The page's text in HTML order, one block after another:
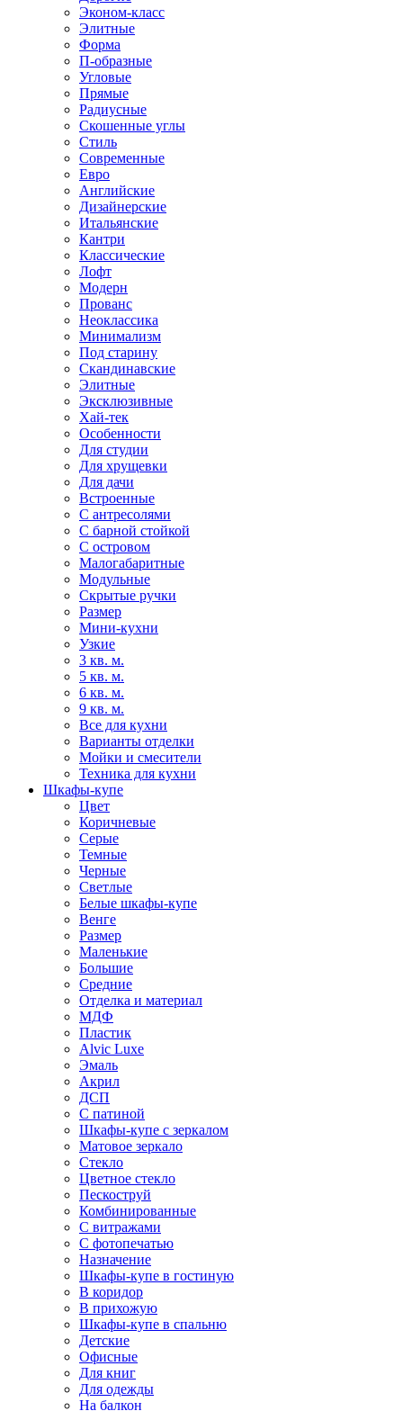
Эконом-класс
Элитные
Форма
П-образные
Угловые
Прямые
Радиусные
Скошенные углы
Стиль
Современные
Евро
Английские
Дизайнерские
Итальянские
Кантри
Классические
Лофт
Модерн
Прованс
Неоклассика
Минимализм
Под старину
Скандинавские
Элитные
Эксклюзивные
Хай-тек
Особенности
Для студии
Для хрущевки
Для дачи
Встроенные
С антресолями
С барной стойкой
С островом
Малогабаритные
Модульные
Скрытые ручки
Размер
Мини-кухни
Узкие
3 кв. м.
5 кв. м.
6 кв. м.
9 кв. м.
Все для кухни
Варианты отделки
Мойки и смесители
Техника для кухни
Шкафы-купе
Цвет
Коричневые
Серые
Темные
Черные
Светлые
Белые шкафы-купе
Венге
Размер
Маленькие
Большие
Средние
Отделка и материал
МДФ
Пластик
Alvic Luxe
Эмаль
Акрил
ДСП
С патиной
Шкафы-купе с зеркалом
Матовое зеркало
Стекло
Цветное стекло
Пескоструй
Комбинированные
С витражами
С фотопечатью
Назначение
Шкафы-купе в гостиную
В коридор
В прихожую
Шкафы-купе в спальню
Детские
Офисные
Для книг
Для одежды
На балкон